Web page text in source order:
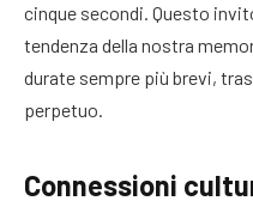
cinque secondi. Questo
tendenza della nostra
durate sempre più brevi,
perpetuo.
Connessioni